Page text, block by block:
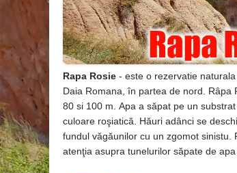
Rapa Rosie - este o rezervatie
Daia Romana, în partea de nord.
80 si 100 m. Apa a săpat pe un
culoare roşiatică. Hăuri adânci se
fundul văgăunilor cu un zgomot
atenţia asupra tunelurilor săpate de